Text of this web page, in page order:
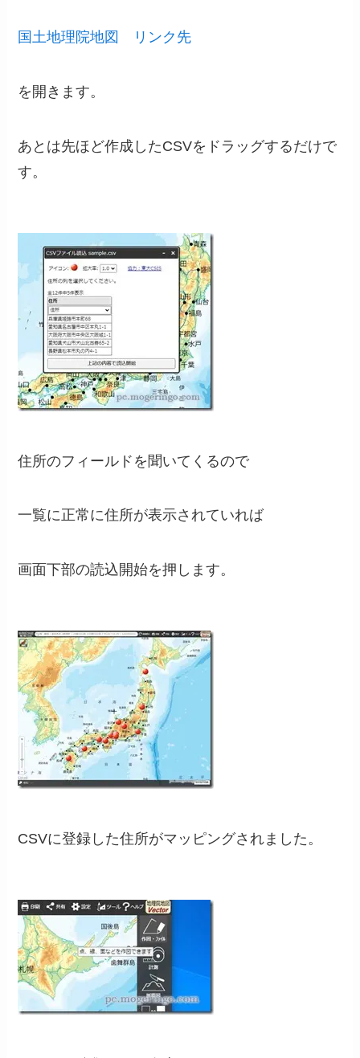
国土地理院地図 リンク先
を開きます。
あとは先ほど作成したCSVをドラッグするだけで
す。
住所のフィールドを聞いてくるので
一覧に正常に住所が表示されていれば
画面下部の読込開始を押します。
CSVに登録した住所がマッピングされました。